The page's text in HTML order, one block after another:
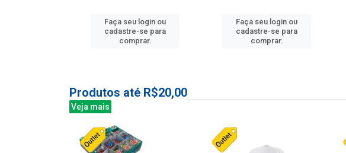
Faça seu login ou
cadastre-se para
comprar.
Faça seu login ou
cadastre-se para
comprar.
Produtos até R$20,00
Veja mais